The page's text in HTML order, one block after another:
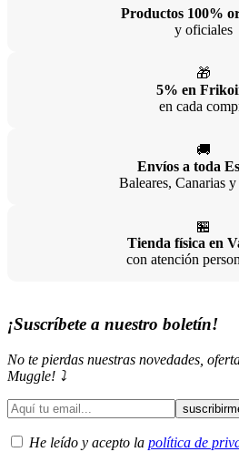
Productos 100%
y oficiales
🎁
5% en
en cada
🚚
Envíos a toda
Baleares, Canarias
🏪
Tienda física en
con atención
¡Suscríbete a nuestro boletín!
No te pierdas nuestras novedades,
Muggle! ⤵️
He leído y acepto la política de